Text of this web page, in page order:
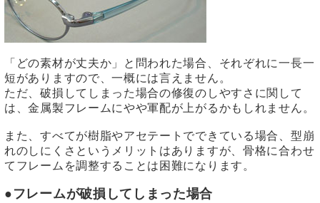
「どの素材が丈夫か」と問われた場合、それぞれに一長一
短がありますので、一概には言えません。
ただ、破損してしまった場合の修復のしやすさに関して
は、金属製フレームにやや軍配が上がるかもしれません。
また、すべてが樹脂やアセテートでできている場合、型崩
れのしにくさというメリットはありますが、骨格に合わせ
てフレームを調整することは困難になります。
●フレームが破損してしまった場合